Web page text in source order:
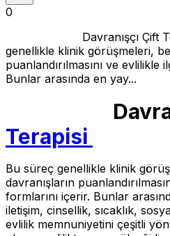
0
Davranışçı Çift
genellikle klinik görüşmeleri,
puanlandırılmasını ve evlilikle
Bunlar arasında en yay...
Terapisi
Bu süreç genellikle klinik
davranışların
formlarını içerir. Bunlar
iletişim, cinsellik, sıcaklık,
evlilik memnuniyetini çeşitli